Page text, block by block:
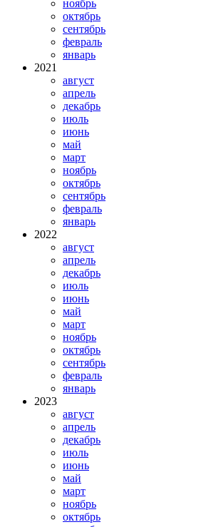
ноябрь
октябрь
сентябрь
февраль
январь
2021
август
апрель
декабрь
июль
июнь
май
март
ноябрь
октябрь
сентябрь
февраль
январь
2022
август
апрель
декабрь
июль
июнь
май
март
ноябрь
октябрь
сентябрь
февраль
январь
2023
август
апрель
декабрь
июль
июнь
май
март
ноябрь
октябрь